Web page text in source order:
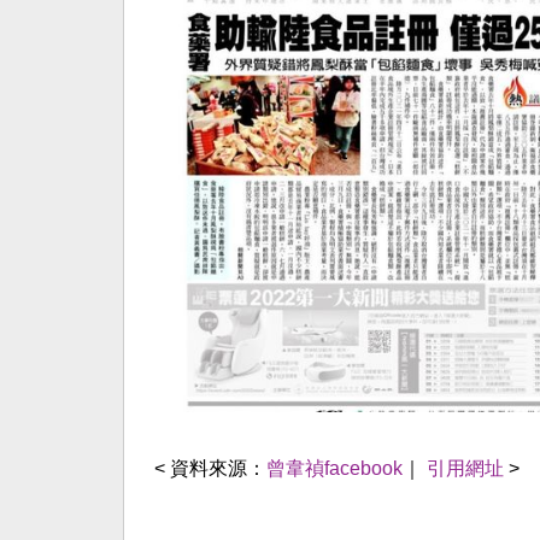
< 資料來源： 曾韋禎facebook 引用網址 >